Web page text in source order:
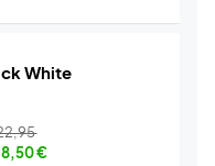
White
€